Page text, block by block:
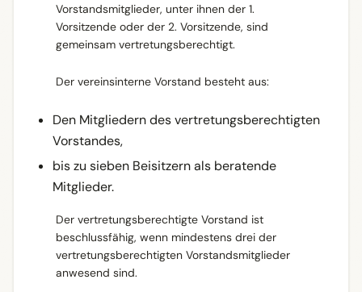
Vorstandsmitglieder, unter ihnen der 1.
Vorsitzende oder der 2. Vorsitzende, sind
gemeinsam vertretungsberechtigt.
Der vereinsinterne Vorstand besteht aus:
Den Mitgliedern des vertretungsberechtigten
Vorstandes,
bis zu sieben Beisitzern als beratende
Mitglieder.
Der vertretungsberechtigte Vorstand ist
beschlussfähig, wenn mindestens drei der
vertretungsberechtigten Vorstandsmitglieder
anwesend sind.